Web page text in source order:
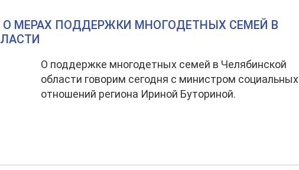
О МЕРАХ ПОДДЕРЖКИ МНОГОДЕТНЫХ СЕМЕЙ В
О поддержке многодетных семей в Челябинской
области говорим сегодня с министром социальных
отношений региона Ириной Буториной.